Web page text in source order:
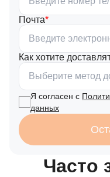
Почта
Как хотите
Выберите метод
Я согласен с
данных
Часто